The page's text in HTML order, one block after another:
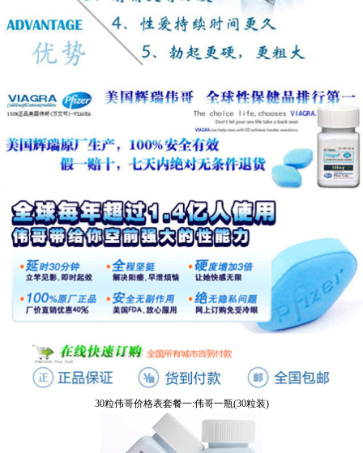
30粒伟哥价格表套餐一:伟哥一瓶(30粒装)